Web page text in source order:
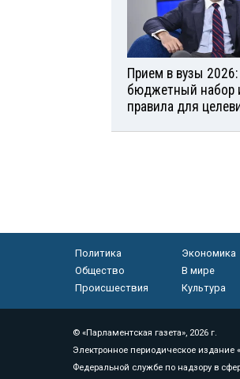
Прием в вузы
бюджетный набор
правила для
Политика
Экономика
Общество
В мире
Происшествия
Культура
© «Парламентская газета», 2026 г.
Электронное периодическое издание
Федеральной службе по надзору в